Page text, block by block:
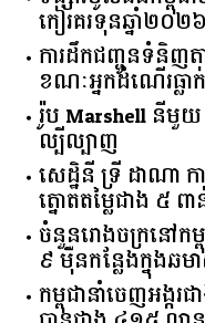
កៀរគរ​ទុន​ឆ្នាំ​២០
ការដឹកជញ្ជូនទំនិញត
ខណៈអ្នកដំណើរធ្ល
រ៉ូប Marshell នីមួ
ល្បីល្បាញ
សេដ្ឋិនី ទ្រី ដាណា
ត្នោតតម្លៃជាង ៥ ពា
ចំនួន​រោងចក្រ​នៅ​កម្ពុ
៩​ ​ម៉ឺន​កន្លែង​ក្នុង​ឆ
កម្ពុជានាំចេញអង្